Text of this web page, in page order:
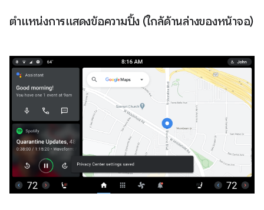
ตำแหน่งการแสดงข้อความปิ้ง (ใกล้ด้านล่างของหน้าจอ)